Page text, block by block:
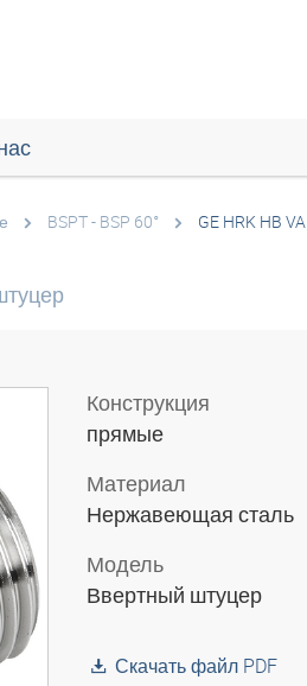
BSPT - BSP 60° GE HRK HB VA
Конструкция
прямые
Материал
Нержавеющая сталь
Модель
Ввертный штуцер
Скачать файл PDF